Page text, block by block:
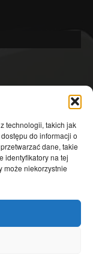
technologii, takich jak
do informacji o
dane, takie
identyfikatory na tej
może niekorzystnie
4601
4363
3639
2823